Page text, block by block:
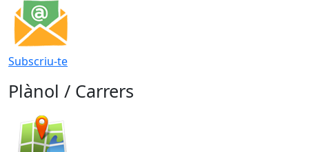
Subscriu-te
Plànol / Carrers